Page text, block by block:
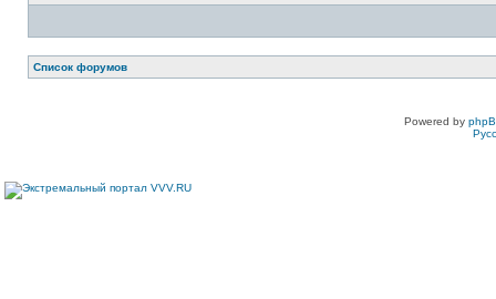
Список форумов
Powered by